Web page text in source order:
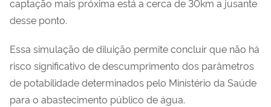
captação mais próxima está a cerca de 30km a jusante
desse ponto.
Essa simulação de diluição permite concluir que não há
risco significativo de descumprimento dos parâmetros
de potabilidade determinados pelo Ministério da Saúde
para o abastecimento público de água.